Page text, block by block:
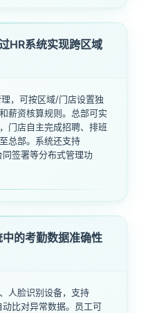
HR系统实现跨区域
，可按区域/门店设置独
薪资核算规则。总部可实
门店自主完成招聘、排班
总部。系统还支持
签署等分布式管理功
的考勤数据准确性
人脸识别设备，支持
比对异常数据。员工可